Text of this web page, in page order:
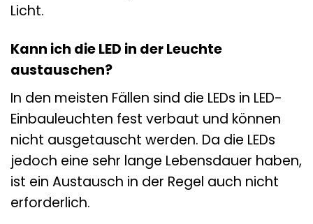
Licht.
Kann ich die LED in der Leuchte
austauschen?
In den meisten Fällen sind die LEDs in LED-
Einbauleuchten fest verbaut und können
nicht ausgetauscht werden. Da die LEDs
jedoch eine sehr lange Lebensdauer haben,
ist ein Austausch in der Regel auch nicht
erforderlich.